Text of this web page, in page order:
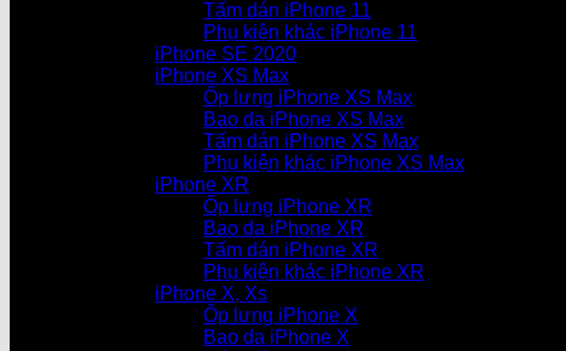
Tấm dán iPhone 11
Phụ kiện khác iPhone 11
iPhone SE 2020
iPhone XS Max
Ốp lưng iPhone XS Max
Bao da iPhone XS Max
Tấm dán iPhone XS Max
Phụ kiện khác iPhone XS Max
iPhone XR
Ốp lưng iPhone XR
Bao da iPhone XR
Tấm dán iPhone XR
Phụ kiện khác iPhone XR
iPhone X, Xs
Ốp lưng iPhone X
Bao da iPhone X